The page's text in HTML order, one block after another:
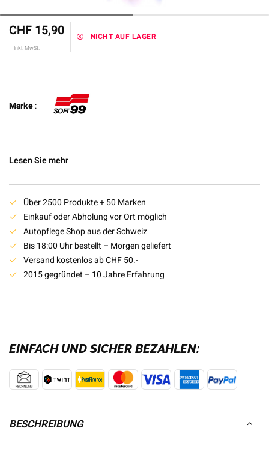
CHF 15,90
Inkl. MwSt.
NICHT AUF LAGER
Marke:
Lesen Sie mehr
Über 2500 Produkte + 50 Marken
Einkauf oder Abholung vor Ort möglich
Autopflege Shop aus der Schweiz
Bis 18:00 Uhr bestellt – Morgen geliefert
Versand kostenlos ab CHF 50.-
2015 gegründet – 10 Jahre Erfahrung
EINFACH UND SICHER BEZAHLEN:
BESCHREIBUNG